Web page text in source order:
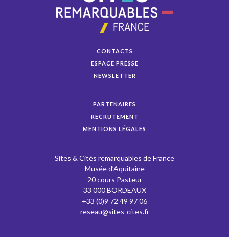
CONTACTS
ESPACE PRESSE
NEWSLETTER
PARTENAIRES
RECRUTEMENT
MENTIONS LÉGALES
Sites & Cités remarquables de France
Musée d’Aquitaine
20 cours Pasteur
33 000 BORDEAUX
+33 (0)9 72 49 97 06
reseau@sites-cites.fr